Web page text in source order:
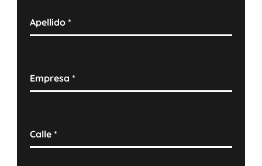
Apellido*
Empresa*
Calle*